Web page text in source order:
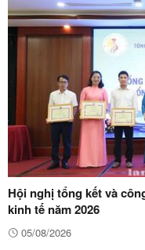
Hội nghị tổng kết và
kinh tế năm 2026
05/08/2026